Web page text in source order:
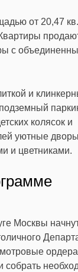
от 20,47
с
и
колясок и
уютные
и цветниками.
Москвы
ордера
собрать